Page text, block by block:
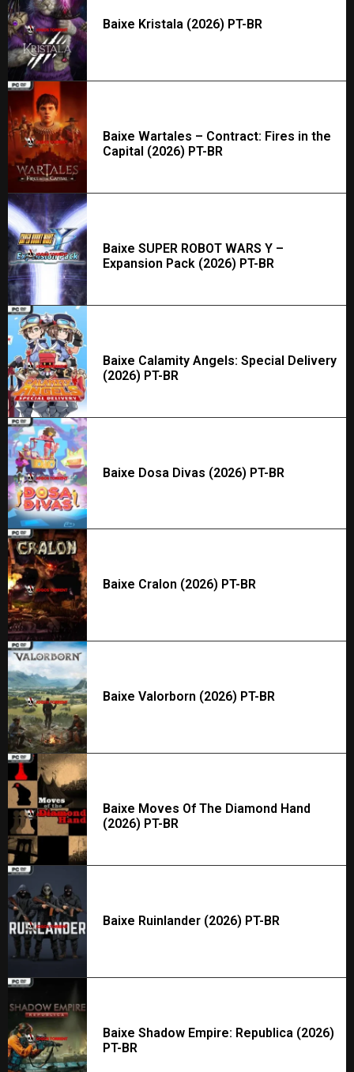
Baixe Kristala (2026) PT-BR
Baixe Wartales – Contract: Fires in the
Capital (2026) PT-BR
Baixe SUPER ROBOT WARS Y –
Expansion Pack (2026) PT-BR
Baixe Calamity Angels: Special Delivery
(2026) PT-BR
Baixe Dosa Divas (2026) PT-BR
Baixe Cralon (2026) PT-BR
Baixe Valorborn (2026) PT-BR
Baixe Moves Of The Diamond Hand
(2026) PT-BR
Baixe Ruinlander (2026) PT-BR
Baixe Shadow Empire: Republica (2026)
PT-BR